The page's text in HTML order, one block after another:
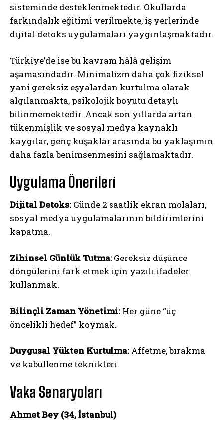
sisteminde desteklenmektedir. Okullarda
farkındalık eğitimi verilmekte, iş yerlerinde
dijital detoks uygulamaları yaygınlaşmaktadır.
Türkiye’de ise bu kavram hâlâ gelişim
aşamasındadır. Minimalizm daha çok fiziksel
yani gereksiz eşyalardan kurtulma olarak
algılanmakta, psikolojik boyutu detaylı
bilinmemektedir. Ancak son yıllarda artan
tükenmişlik ve sosyal medya kaynaklı
kaygılar, genç kuşaklar arasında bu yaklaşımın
daha fazla benimsenmesini sağlamaktadır.
Uygulama Önerileri
Dijital Detoks: Günde 2 saatlik ekran molaları,
sosyal medya uygulamalarının bildirimlerini
kapatma.
Zihinsel Günlük Tutma: Gereksiz düşünce
döngülerini fark etmek için yazılı ifadeler
kullanmak.
Bilinçli Zaman Yönetimi: Her güne “üç
öncelikli hedef” koymak.
Duygusal Yükten Kurtulma: Affetme, bırakma
ve kabullenme teknikleri.
Vaka Senaryoları
Ahmet Bey (34, İstanbul)